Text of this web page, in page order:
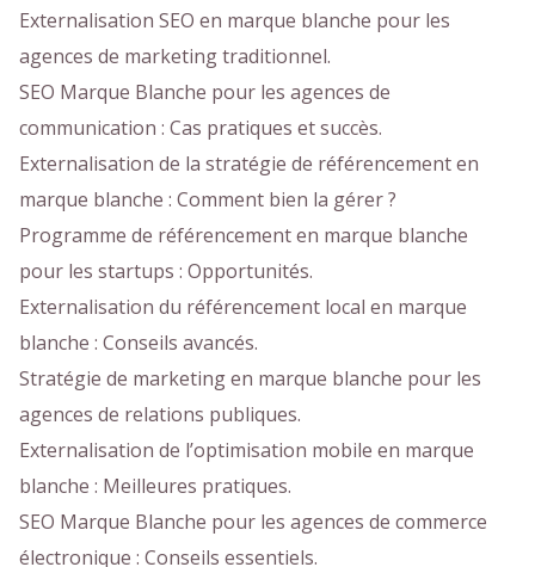
Externalisation SEO en marque blanche pour les
agences de marketing traditionnel.
SEO Marque Blanche pour les agences de
communication : Cas pratiques et succès.
Externalisation de la stratégie de référencement en
marque blanche : Comment bien la gérer ?
Programme de référencement en marque blanche
pour les startups : Opportunités.
Externalisation du référencement local en marque
blanche : Conseils avancés.
Stratégie de marketing en marque blanche pour les
agences de relations publiques.
Externalisation de l’optimisation mobile en marque
blanche : Meilleures pratiques.
SEO Marque Blanche pour les agences de commerce
électronique : Conseils essentiels.